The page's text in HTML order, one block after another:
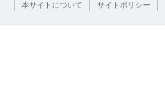
本サイトについて サイトポリシー